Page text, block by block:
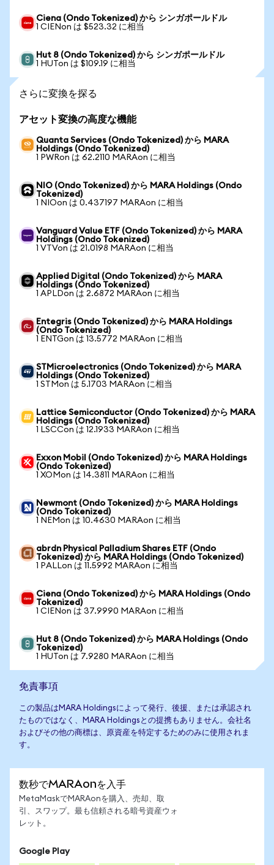
Ciena (Ondo Tokenized) から シンガポールドル
1 CIENon は $523.32 に相当
Hut 8 (Ondo Tokenized) から シンガポールドル
1 HUTon は $109.19 に相当
さらに変換を探る
アセット変換の高度な機能
Quanta Services (Ondo Tokenized) から MARA
Holdings (Ondo Tokenized)
1 PWRon は 62.2110 MARAon に相当
NIO (Ondo Tokenized) から MARA Holdings (Ondo
Tokenized)
1 NIOon は 0.437197 MARAon に相当
Vanguard Value ETF (Ondo Tokenized) から MARA
Holdings (Ondo Tokenized)
1 VTVon は 21.0198 MARAon に相当
Applied Digital (Ondo Tokenized) から MARA
Holdings (Ondo Tokenized)
1 APLDon は 2.6872 MARAon に相当
Entegris (Ondo Tokenized) から MARA Holdings
(Ondo Tokenized)
1 ENTGon は 13.5772 MARAon に相当
STMicroelectronics (Ondo Tokenized) から MARA
Holdings (Ondo Tokenized)
1 STMon は 5.1703 MARAon に相当
Lattice Semiconductor (Ondo Tokenized) から MARA
Holdings (Ondo Tokenized)
1 LSCCon は 12.1933 MARAon に相当
Exxon Mobil (Ondo Tokenized) から MARA Holdings
(Ondo Tokenized)
1 XOMon は 14.3811 MARAon に相当
Newmont (Ondo Tokenized) から MARA Holdings
(Ondo Tokenized)
1 NEMon は 10.4630 MARAon に相当
abrdn Physical Palladium Shares ETF (Ondo
Tokenized) から MARA Holdings (Ondo Tokenized)
1 PALLon は 11.5992 MARAon に相当
Ciena (Ondo Tokenized) から MARA Holdings (Ondo
Tokenized)
1 CIENon は 37.9990 MARAon に相当
Hut 8 (Ondo Tokenized) から MARA Holdings (Ondo
Tokenized)
1 HUTon は 7.9280 MARAon に相当
免責事項
この製品はMARA Holdingsによって発行、後援、または承認され
たものではなく、MARA Holdingsとの提携もありません。会社名
およびその他の商標は、原資産を特定するためのみに使用されま
す。
数秒でMARAonを入手
MetaMaskでMARAonを購入、売却、取
引、スワップ。最も信頼される暗号資産ウォ
レット。
Google Play